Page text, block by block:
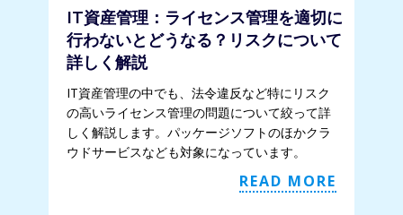
IT資産管理：ライセンス管理を適切に
行わないとどうなる？リスクについて
詳しく解説
IT資産管理の中でも、法令違反など特にリスク
の高いライセンス管理の問題について絞って詳
しく解説します。パッケージソフトのほかクラ
ウドサービスなども対象になっています。
READ MORE